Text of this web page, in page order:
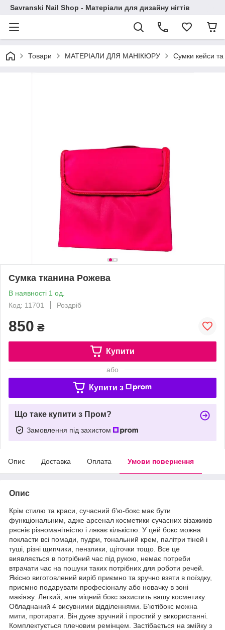
Savranski Nail Shop - Матеріали для дизайну нігтів
Товари МАТЕРІАЛИ ДЛЯ МАНІКЮРУ Сумки кейси та
Сумка тканина Рожева
В наявності 1 од.
Код: 11701
Роздріб
850 ₴
Купити
або
Купити з
Що таке купити з Пром?
Замовлення під захистом
Опис Доставка Оплата Умови повернення
Опис
Крім стилю та краси, сучасний б'ю-бокс має бути
функціональним, адже арсенал косметики сучасних візажиків
рясніє різноманітністю і лякає кількістю. У цей бокс можна
покласти всі помади, пудри, тональний крем, палітри тіней і
туші, різні щипчики, пензлики, щіточки тощо. Все це
виявляється в потрібний час під рукою, немає потреби
втрачати час на пошуки таких потрібних для роботи речей.
Якісно виготовлений виріб приємно та зручно взяти в поїздку,
приємно подарувати професіоналу або новачку в зоні
макіяжу. Легкий, але міцний бокс захистить вашу косметику.
Обладнаний 4 висувними відділеннями. Б'ютібокс можна
мити, протирати. Він дуже зручний і простий у використанні.
Комплектується плечовим ремінцем. Застібається на змійку з